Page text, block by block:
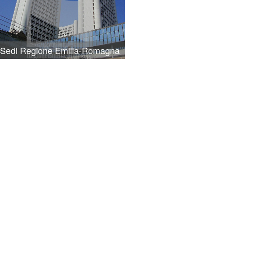
Sedi Regione Emilia-Romagna